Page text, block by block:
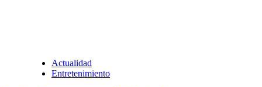
Actualidad
Entretenimiento